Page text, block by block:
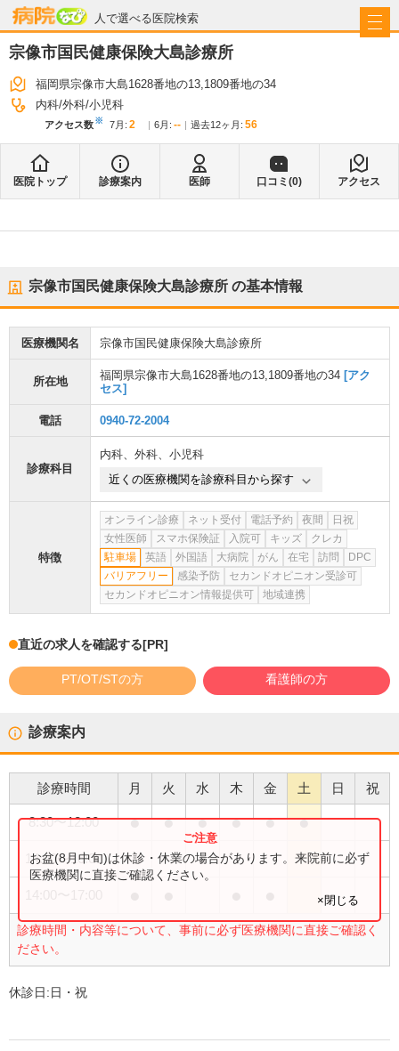
人で選べる医院検索
病院なび
宗像市国民健康保険大島診療所
福岡県宗像市大島1628番地の13,1809番地の34
内科 外科 小児科
アクセス数※ 7月 : 2 6月 : -- 過去12ヶ月: 56
医院トップ 診療案内 医師 口コミ(0) アクセス
宗像市国民健康保険大島診療所 の基本情報
医療機関名 宗像市国民健康保険大島診療所
所在地 福岡県宗像市大島1628番地の13,1809番地の34 [アク
セス]
電話 0940-72-2004
診療科目
内科、 外科、 小児科
近くの医療機関を診療科目から探す
特徴
オンライン診療 ネット受付 電話予約 夜間
日祝
女性医師
スマホ保険証 入院可 キッズ
クレカ
駐車場
英語 外国語 大病院 がん 在宅 訪問
DPC
バリアフリー
感染予防
セカンドオピニオン受診可
セカンドオピニオン情報提供可
地域連携
直近の求人を確認する[PR]
PT/OT/STの方 看護師の方
診療案内
診療時間 月 火 水 木 金 土 日 祝
8:30〜12:00 ● ● ● ● ● ●
14:00〜16:00 ●
診療時間・内容等について、事前に必ず医療機関に直接ご確認く
ださい。
お盆(8月中旬)は休診・休業の場合があります。来院前に必ず
医療機関に直接ご確認ください。
×閉じる
休診日:日・祝